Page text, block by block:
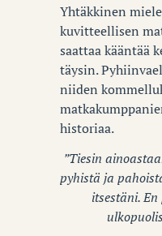
Yhtäkkinen
kuvitteellisen
saattaa kääntää
täysin.
niiden
historiaa.
”Tiesin
pyhistä ja
itsestäni.